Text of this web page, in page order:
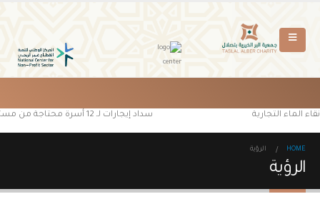
سداد إيجارات لـ 12 أسرة محتاجة من مستفيدي جمعية البر الخيرية بتصلال الماء التجارية
HOME الرؤية
الرؤية